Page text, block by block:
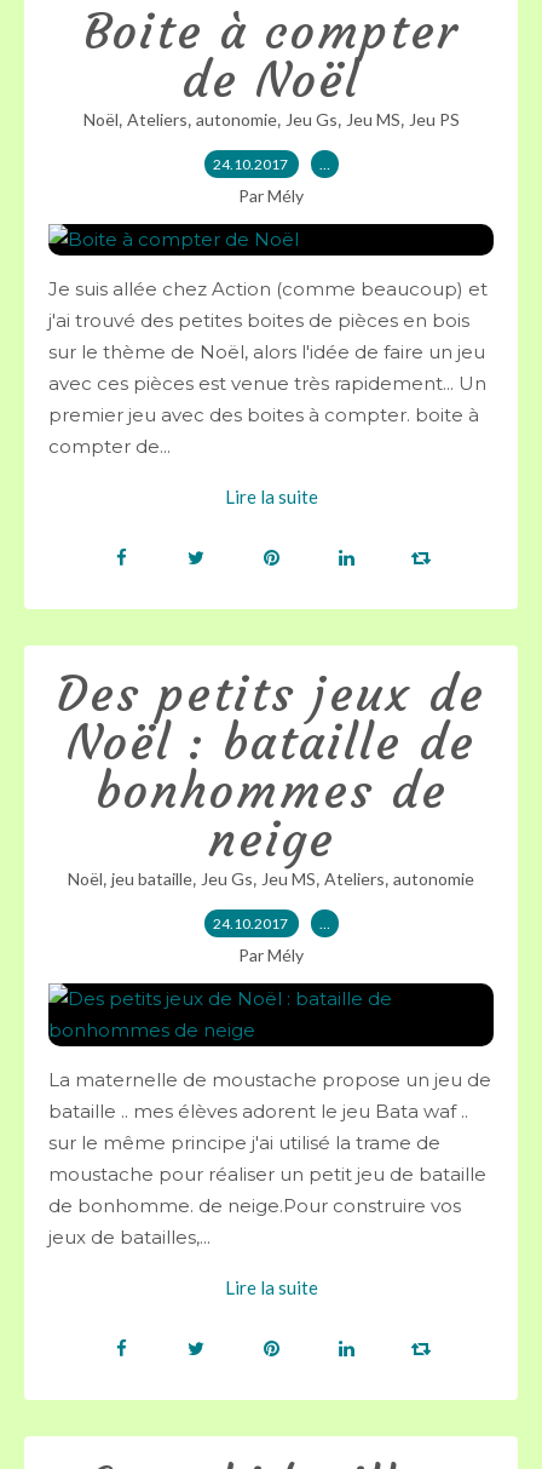
Boite à compter
de Noël
Noël, Ateliers, autonomie, Jeu Gs, Jeu MS, Jeu PS
24.10.2017 …
Par Mély
Je suis allée chez Action (comme beaucoup) et
j'ai trouvé des petites boites de pièces en bois
sur le thème de Noël, alors l'idée de faire un jeu
avec ces pièces est venue très rapidement... Un
premier jeu avec des boites à compter. boite à
compter de...
Lire la suite
Des petits jeux de
Noël : bataille de
bonhommes de
neige
Noël, jeu bataille, Jeu Gs, Jeu MS, Ateliers, autonomie
24.10.2017 …
Par Mély
La maternelle de moustache propose un jeu de
bataille .. mes élèves adorent le jeu Bata waf ..
sur le même principe j'ai utilisé la trame de
moustache pour réaliser un petit jeu de bataille
de bonhomme. de neige.Pour construire vos
jeux de batailles,...
Lire la suite